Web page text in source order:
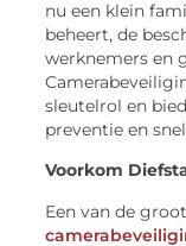
nu een klein
beheert, de
werknemers en
sleutelrol en
preventie en
Voorkom
Een van de